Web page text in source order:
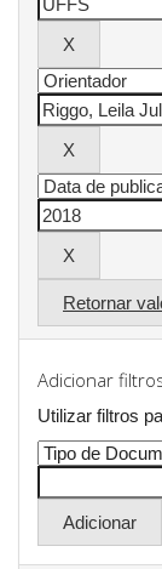
Retornar
Adicionar
Utilizar filtros